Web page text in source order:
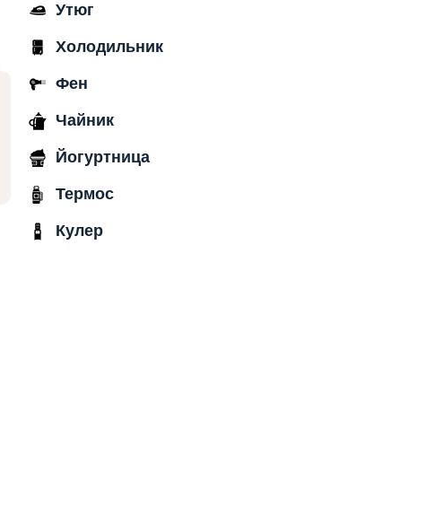
Утюг
Холодильник
Фен
Чайник
Йогуртница
Термос
Кулер